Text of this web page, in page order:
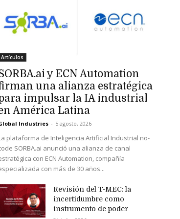
Artículos
y ECN Automation
una alianza estratégica
impulsar la IA industrial
América Latina
Industries - 5 agosto, 2026
plataforma de Inteligencia Artificial Industrial no-
SORBA.ai anunció una alianza de canal
con ECN Automation, compañía
con más de 30 años...
Revisión del T-MEC: la
incertidumbre como
instrumento de poder